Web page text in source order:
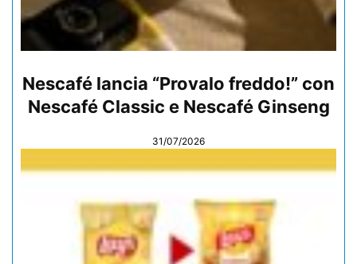
Nescafé lancia “Provalo freddo!” con
Nescafé Classic e Nescafé Ginseng
31/07/2026